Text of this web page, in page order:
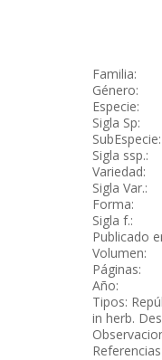
Familia:
Género:
Especie:
Sigla Sp:
SubEspecie:
Sigla ssp.:
Variedad:
Sigla Var.:
Forma:
Sigla f.:
Publicado
Volumen:
Páginas:
Año:
Tipos:
in herb.